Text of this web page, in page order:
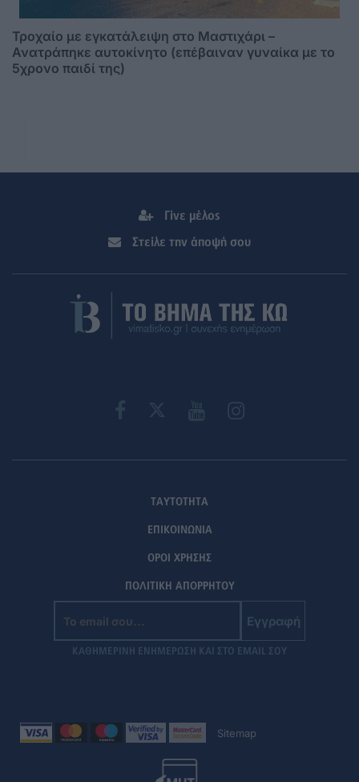
Τροχαίο με εγκατάλειψη στο Μαστιχάρι –
Ανατράπηκε αυτοκίνητο (επέβαιναν γυναίκα με το
5χρονο παιδί της)
Γίνε μέλος
Στείλε την άποψή σου
ΤΑΥΤΟΤΗΤΑ
ΕΠΙΚΟΙΝΩΝΙΑ
ΟΡΟΙ ΧΡΗΣΗΣ
ΠΟΛΙΤΙΚΗ ΑΠΟΡΡΗΤΟΥ
Εγγραφή
ΚΑΘΗΜΕΡΙΝΗ ΕΝΗΜΕΡΩΣΗ ΚΑΙ ΣΤΟ EMAIL ΣΟΥ
Sitemap